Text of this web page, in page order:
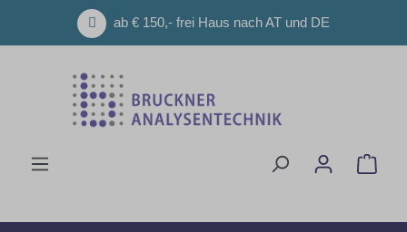
Zum Hauptinhalt springenab € 150,- frei Haus nach AT und DE